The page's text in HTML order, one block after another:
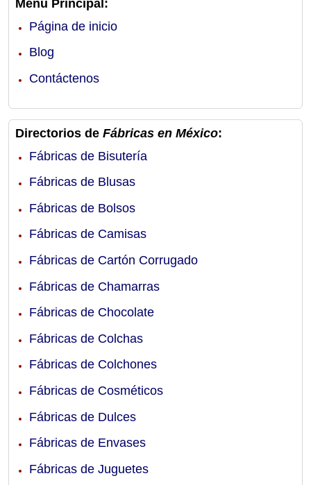
Menú Principal:
Página de inicio
Blog
Contáctenos
Directorios de Fábricas en México:
Fábricas de Bisutería
Fábricas de Blusas
Fábricas de Bolsos
Fábricas de Camisas
Fábricas de Cartón Corrugado
Fábricas de Chamarras
Fábricas de Chocolate
Fábricas de Colchas
Fábricas de Colchones
Fábricas de Cosméticos
Fábricas de Dulces
Fábricas de Envases
Fábricas de Juguetes